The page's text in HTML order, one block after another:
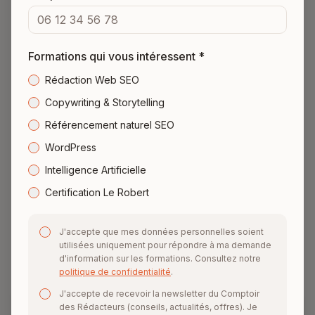
Formations qui vous intéressent *
Rédaction Web SEO
Copywriting & Storytelling
Référencement naturel SEO
WordPress
Intelligence Artificielle
Certification Le Robert
J'accepte que mes données personnelles soient
utilisées uniquement pour répondre à ma demande
d'information sur les formations. Consultez notre
politique de confidentialité.
J'accepte de recevoir la newsletter du Comptoir
des Rédacteurs (conseils, actualités, offres). Je
Trouver ses premiers clients
La petite voix limitante : « Je ne sais pas du tout
comment trouver des clients. » La méthode la plus
efficace pour débuter n'est pas la prospection froide.
C'est votre réseau existant. Anciens collègues,
premières missions viennent de personnes qui vous
connaissent déjà.
STATISTIQUE CLÉ